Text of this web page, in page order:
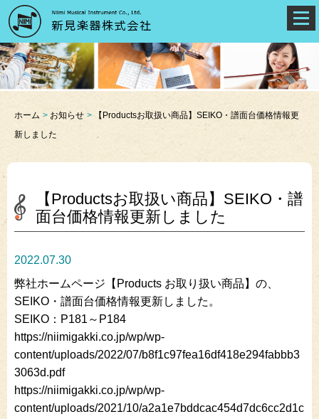
ホーム お知らせ
【Productsお取扱い商品】SEIKO・譜面台価格情報更
新しました
【Productsお取扱い商品】SEIKO・譜
面台価格情報更新しました
2022.07.30
弊社ホームページ【Products お取り扱い商品】の、
SEIKO・譜面台価格情報更新しました。
SEIKO：P181～P184
https://niimigakki.co.jp/wp/wp-
content/uploads/2022/07/b8f1c97fea16df418e294fabbb3
3063d.pdf
https://niimigakki.co.jp/wp/wp-
content/uploads/2021/10/a2a1e7bddcac454d7dc6cc2d1c